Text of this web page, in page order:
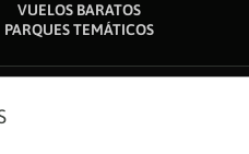
VUELOS BARATOS
PARQUES TEMÁTICOS